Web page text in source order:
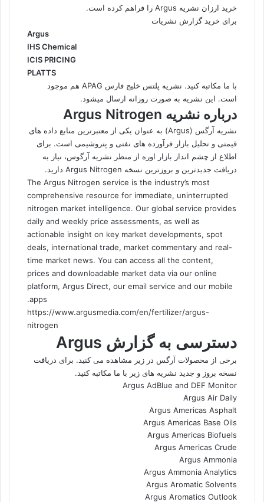
خرید ارزان نشریه Argus را فراهم کرده است.
برای خرید گزارش نشریات
Argus
IHS Chemical
ICIS PRICING
PLATTS
با ما مکاتبه کنید. نشریه پلتس خلیج فارس
APAG هم موجود
است. این نشریه به صورت روزانه ارسال میشود.
درباره نشریه Argus Nitrogen
نشریه آرگس (Argus) به عنوان یکی از معتبرترین منابع داده های
قیمتی و تحلیل بازار فرآورده های نفتی و پتروشیمی است. برای
اطلاع از چشم انداز بازار اوره از منظر نشریه آرگوس، نیاز به
دریافت جدیدترین و بروزترین نسخه Argus Nitrogen دارید.
The Argus Nitrogen service is the industry’s most
comprehensive resource for immediate, uninterrupted
nitrogen market intelligence. Our global service provides
daily and weekly price assessments, as well as
actionable insight on key market developments, spot
deals, international trade, market commentary and real-
time market news. You can access all the content,
prices and downloadable market data via our online
platform, Argus Direct, our email service and our mobile
apps.
https://www.argusmedia.com/en/fertilizer/argus-
nitrogen
دسترسی به گزارش Argus
برخی از محصولات آرگس در زیر مشاهده می کنید. برای دریافت
نسخه بروز و جدید نشریه های زیر با ما مکاتبه کنید.
Argus AdBlue and DEF Monitor
Argus Air Daily
Argus Americas Asphalt
Argus Americas Base Oils
Argus Americas Biofuels
Argus Americas Crude
Argus Ammonia
Argus Ammonia Analytics
Argus Aromatic Solvents
Argus Aromatics Outlook